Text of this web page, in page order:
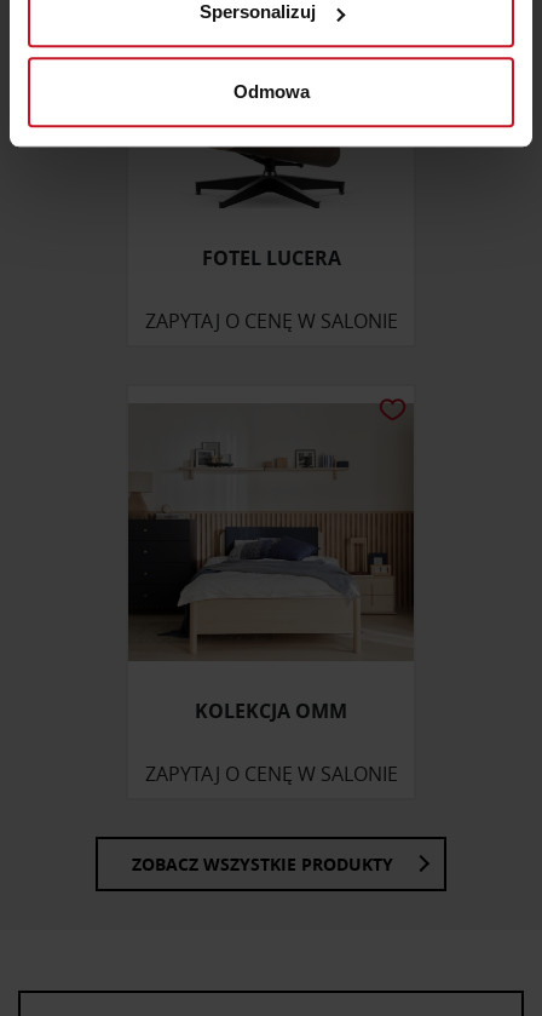
(fingerprinting, czyli wirtualny odcisk palca)
Dowiedz się więcej odnośnie tego, jak Twoje osobiste
dane są przetwarzane oraz ustaw własne preferencje w
zmienić lub wycofać swoją zgodę w dowolnej chwili.
Wykorzystujemy pliki cookie do spersonalizowania treści
analizować ruch w naszej witrynie. Informacje o tym, jak
społecznościowym, reklamowym i analitycznym.
Spersonalizuj
Odmowa
FOTEL LUCERA
ZAPYTAJ O CENĘ W SALONIE
KOLEKCJA OMM
ZAPYTAJ O CENĘ W SALONIE
ZOBACZ WSZYSTKIE PRODUKTY